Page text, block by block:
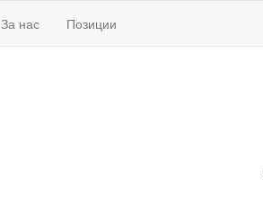
За нас Позиции